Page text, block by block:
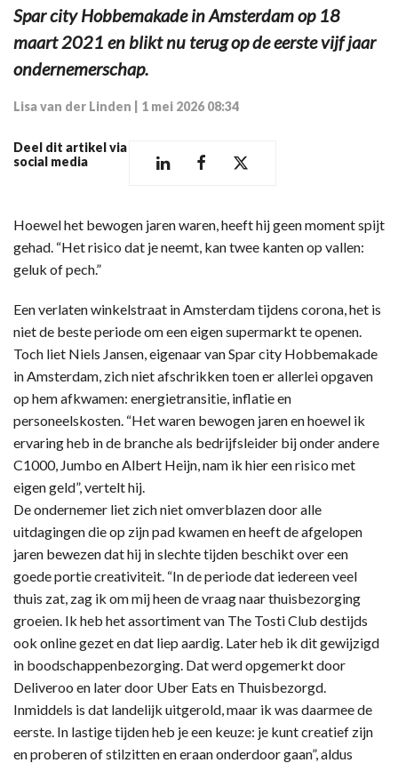
Spar city Hobbemakade in Amsterdam op 18
maart 2021 en blikt nu terug op de eerste vijf jaar
ondernemerschap.
Lisa van der Linden 1 mei 2026 08:34
Deel dit artikel via
social media
Hoewel het bewogen jaren waren, heeft hij geen moment spijt
gehad. “Het risico dat je neemt, kan twee kanten op vallen:
geluk of pech.”
Een verlaten winkelstraat in Amsterdam tijdens corona, het is
niet de beste periode om een eigen supermarkt te openen.
Toch liet Niels Jansen, eigenaar van Spar city Hobbemakade
in Amsterdam, zich niet afschrikken toen er allerlei opgaven
op hem afkwamen: energietransitie, inflatie en
personeelskosten. “Het waren bewogen jaren en hoewel ik
ervaring heb in de branche als bedrijfsleider bij onder andere
C1000, Jumbo en Albert Heijn, nam ik hier een risico met
eigen geld”, vertelt hij.
De ondernemer liet zich niet omverblazen door alle
uitdagingen die op zijn pad kwamen en heeft de afgelopen
jaren bewezen dat hij in slechte tijden beschikt over een
goede portie creativiteit. “In de periode dat iedereen veel
thuis zat, zag ik om mij heen de vraag naar thuisbezorging
groeien. Ik heb het assortiment van The Tosti Club destijds
ook online gezet en dat liep aardig. Later heb ik dit gewijzigd
in boodschappenbezorging. Dat werd opgemerkt door
Deliveroo en later door Uber Eats en Thuisbezorgd.
Inmiddels is dat landelijk uitgerold, maar ik was daarmee de
eerste. In lastige tijden heb je een keuze: je kunt creatief zijn
en proberen of stilzitten en eraan onderdoor gaan”, aldus